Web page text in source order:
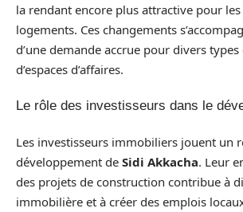
la rendant encore plus attractive pour
logements. Ces changements
d’une demande accrue pour divers
d’espaces d’affaires.
Le rôle des investisseurs dans le
Les investisseurs immobiliers jouent un
développement de Sidi Akkacha. Leur
des projets de construction contribue à
immobilière et à créer des emplois